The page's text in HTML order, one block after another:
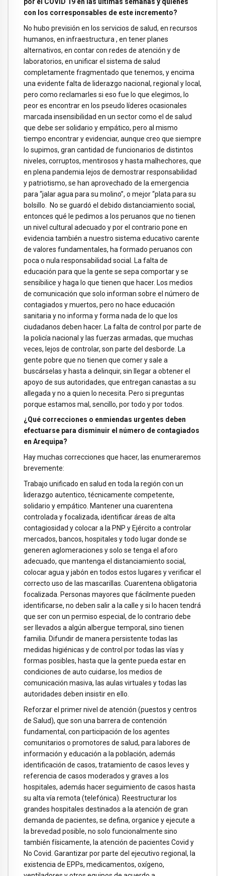
con los corresponsables de este incremento?
No hubo previsión en los servicios de salud, en recursos
humanos, en infraestructura , en tener planes
alternativos, en contar con redes de atención y de
laboratorios, en unificar el sistema de salud
completamente fragmentado que tenemos, y encima
una evidente falta de liderazgo nacional, regional y local,
pero como reclamarles si eso fue lo que elegimos, lo
peor es encontrar en los pseudo líderes ocasionales
marcada insensibilidad en un sector como el de salud
que debe ser solidario y empático, pero al mismo
tiempo encontrar y evidenciar, aunque creo que siempre
lo supimos, gran cantidad de funcionarios de distintos
niveles, corruptos, mentirosos y hasta malhechores, que
en plena pandemia lejos de demostrar responsabilidad
y patriotismo, se han aprovechado de la emergencia
para “jalar agua para su molino”, o mejor “plata para su
bolsillo. No se guardó el debido distanciamiento social,
entonces qué le pedimos a los peruanos que no tienen
un nivel cultural adecuado y por el contrario pone en
evidencia también a nuestro sistema educativo carente
de valores fundamentales, ha formado peruanos con
poca o nula responsabilidad social. La falta de
educación para que la gente se sepa comportar y se
sensibilice y haga lo que tienen que hacer. Los medios
de comunicación que solo informan sobre el número de
contagiados y muertos, pero no hace educación
sanitaria y no informa y forma nada de lo que los
ciudadanos deben hacer. La falta de control por parte de
la policía nacional y las fuerzas armadas, que muchas
veces, lejos de controlar, son parte del desborde. La
gente pobre que no tienen que comer y sale a
buscárselas y hasta a delinquir, sin llegar a obtener el
apoyo de sus autoridades, que entregan canastas a su
allegada y no a quien lo necesita. Pero si preguntas
porque estamos mal, sencillo, por todo y por todos.
¿Qué correcciones o enmiendas urgentes deben
efectuarse para disminuir el número de contagiados
en Arequipa?
Hay muchas correcciones que hacer, las enumeraremos
brevemente:
Trabajo unificado en salud en toda la región con un
liderazgo autentico, técnicamente competente,
solidario y empático. Mantener una cuarentena
controlada y focalizada, identificar áreas de alta
contagiosidad y colocar a la PNP y Ejército a controlar
mercados, bancos, hospitales y todo lugar donde se
generen aglomeraciones y solo se tenga el aforo
adecuado, que mantenga el distanciamiento social,
colocar agua y jabón en todos estos lugares y verificar el
correcto uso de las mascarillas. Cuarentena obligatoria
focalizada. Personas mayores que fácilmente pueden
identificarse, no deben salir a la calle y si lo hacen tendrá
que ser con un permiso especial, de lo contrario debe
ser llevados a algún albergue temporal, sino tienen
familia. Difundir de manera persistente todas las
medidas higiénicas y de control por todas las vías y
formas posibles, hasta que la gente pueda estar en
condiciones de auto cuidarse, los medios de
comunicación masiva, las aulas virtuales y todas las
autoridades deben insistir en ello.
Reforzar el primer nivel de atención (puestos y centros
de Salud), que son una barrera de contención
fundamental, con participación de los agentes
comunitarios o promotores de salud, para labores de
información y educación a la población, además
identificación de casos, tratamiento de casos leves y
referencia de casos moderados y graves a los
hospitales, además hacer seguimiento de casos hasta
su alta vía remota (telefónica). Reestructurar los
grandes hospitales destinados a la atención de gran
demanda de pacientes, se defina, organice y ejecute a
la brevedad posible, no solo funcionalmente sino
también físicamente, la atención de pacientes Covid y
No Covid. Garantizar por parte del ejecutivo regional, la
existencia de EPPs, medicamentos, oxígeno,